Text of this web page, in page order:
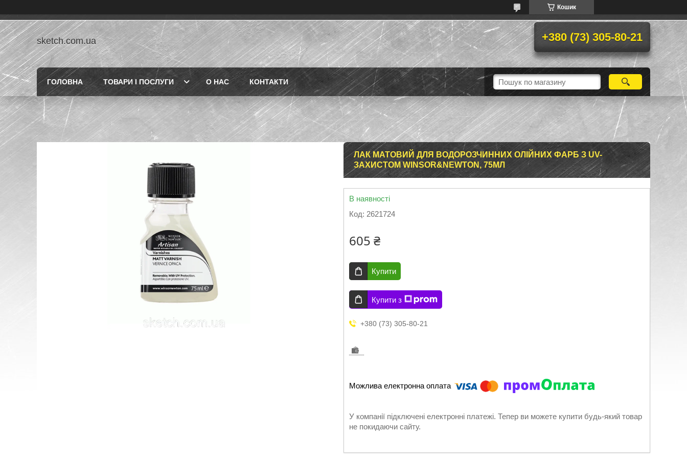
Кошик
sketch.com.ua +380 (73) 305-80-21
ГОЛОВНА ТОВАРИ І ПОСЛУГИ О НАС КОНТАКТИ
ЛАК МАТОВИЙ ДЛЯ ВОДОРОЗЧИННИХ ОЛІЙНИХ ФАРБ З UV-
ЗАХИСТОМ WINSOR&NEWTON, 75МЛ
В наявності
Код: 2621724
605 ₴
Купити
Купити з
+380 (73) 305-80-21
У компанії підключені електронні платежі. Тепер ви можете купити будь-який товар
не покидаючи сайту.